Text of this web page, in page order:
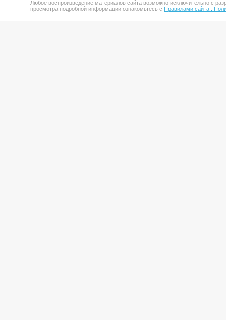
Любое воспроизведение материалов сайта возможно исключительно с
просмотра подробной информации ознакомьтесь с Правилами сайта .